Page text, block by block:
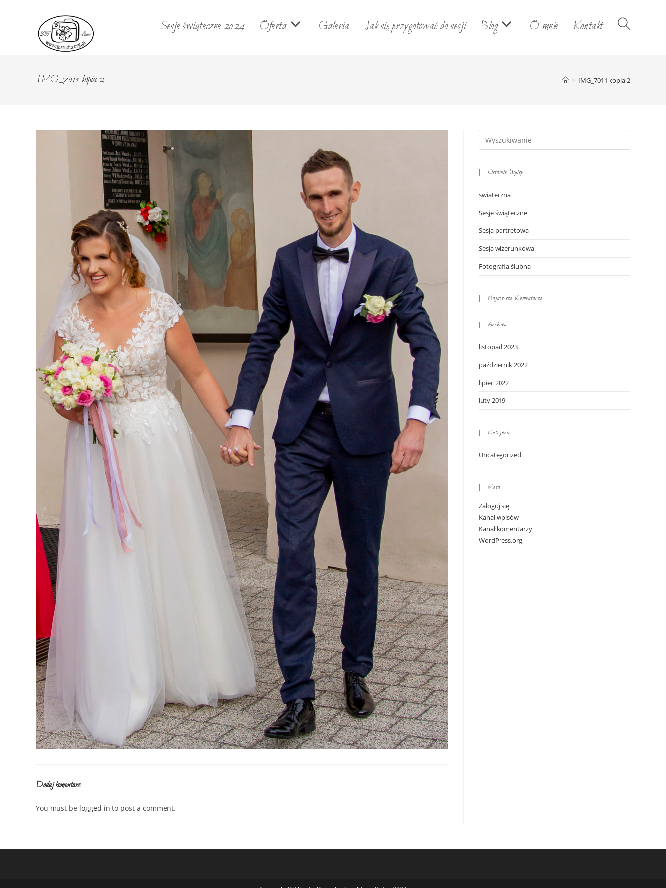
Sesje świąteczne 2024 Oferta Galeria Jak się przygotować do sesji Blog O mnie Kontakt Toggle
IMG_7011 kopia 2 > IMG_7011 kopia 2
Dodaj komentarz
You must be logged in to post a comment.
Ostatnie Wpisy
swiateczna
Sesje świąteczne
Sesja portretowa
Sesja wizerunkowa
Fotografia ślubna
Najnowsze Komentarze
Archiwa
listopad 2023
październik 2022
lipiec 2022
luty 2019
Kategorie
Uncategorized
Meta
Zaloguj się
Kanał wpisów
Kanał komentarzy
WordPress.org